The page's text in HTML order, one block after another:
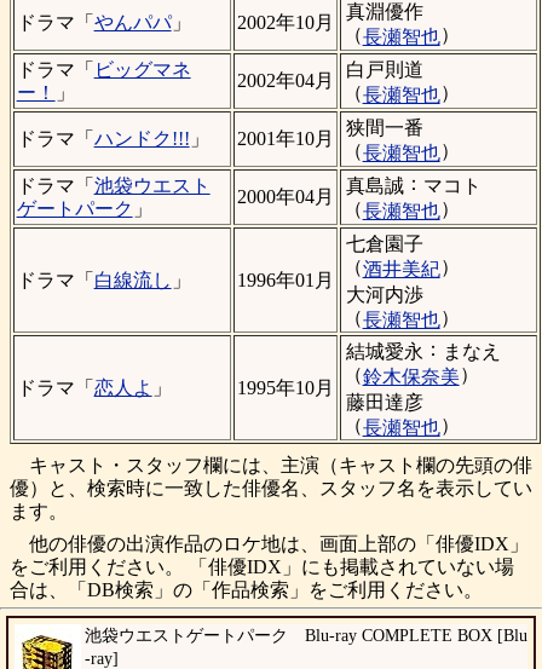
ドラマ「 やんパパ」 2002年10月
真淵優作
（長瀬智也）
ドラマ「 ビッグマネ
ー！
」
2002年04月
白戸則道
（長瀬智也）
ドラマ「 ハンドク!!! 」 2001年10月
狭間一番
（長瀬智也）
ドラマ「 池袋ウエスト
ゲートパーク 」
2000年04月
真島誠 ： マコト
（長瀬智也）
ドラマ「 白線流し 」 1996年01月
七倉園子
（酒井美紀）
大河内渉
（長瀬智也）
ドラマ「 恋人よ 」 1995年10月
結城愛永 ： まなえ
（鈴木保奈美）
藤田達彦
（長瀬智也）
キャスト・スタッフ欄には、主演（キャスト欄の先頭の俳
優）と、検索時に一致した俳優名、スタッフ名を表示してい
ます。
他の俳優の出演作品のロケ地は、画面上部の「俳優IDX」
をご利用ください。 「俳優IDX」にも掲載されていない場
合は、「DB検索」の「作品検索」をご利用ください。
池袋ウエストゲートパーク Blu-ray COMPLETE BOX [Blu
-ray]